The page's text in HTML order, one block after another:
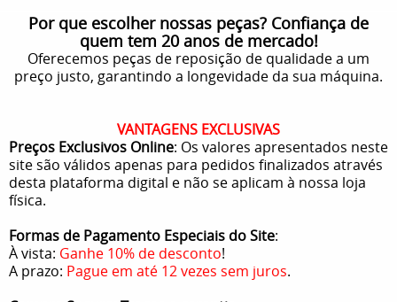
Por que escolher nossas peças? Confiança de
quem tem 20 anos de mercado!
Oferecemos peças de reposição de qualidade a um
preço justo, garantindo a longevidade da sua máquina.
VANTAGENS EXCLUSIVAS
Preços Exclusivos Online: Os valores apresentados neste
site são válidos apenas para pedidos finalizados através
desta plataforma digital e não se aplicam à nossa loja
física.
Formas de Pagamento Especiais do Site:
À vista: Ganhe 10% de desconto!
A prazo: Pague em até 12 vezes sem juros.